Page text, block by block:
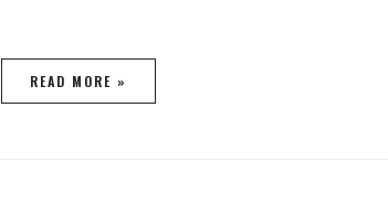
READ MORE »